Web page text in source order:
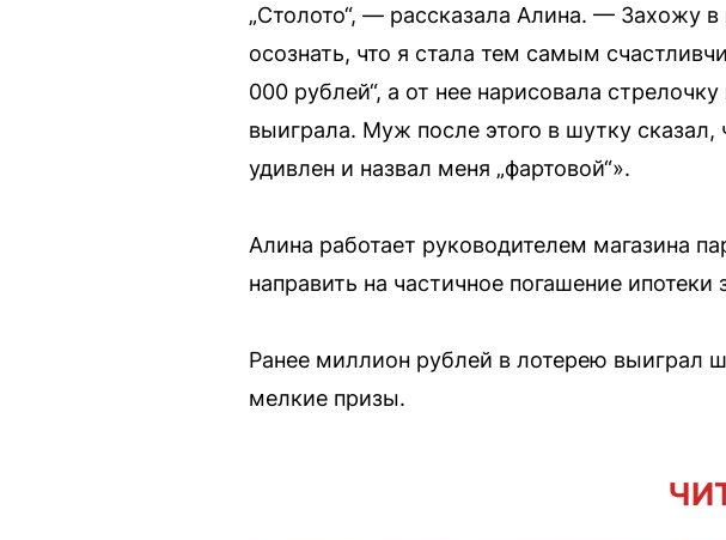
„Столото“, — рассказала Алина. —
осознать, что я стала тем самым
000 рублей“, а от нее нарисовала
выиграла. Муж после этого в шутку
удивлен и назвал меня „фартовой“».
Алина работает руководителем магазина
направить на частичное погашение ипотеки
Ранее миллион рублей в лотерею выиграл
мелкие призы.